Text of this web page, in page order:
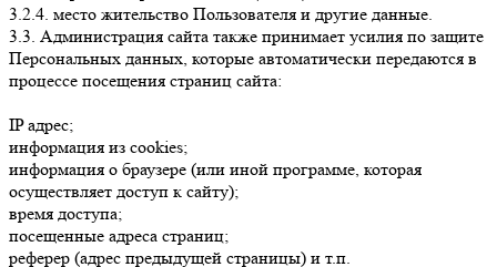
3.2.4. место жительство Пользователя и другие данные.
3.3. Администрация сайта также принимает усилия по защите
Персональных данных, которые автоматически передаются в
процессе посещения страниц сайта:
IP адрес;
информация из cookies;
информация о браузере (или иной программе, которая
осуществляет доступ к сайту);
время доступа;
посещенные адреса страниц;
реферер (адрес предыдущей страницы) и т.п.